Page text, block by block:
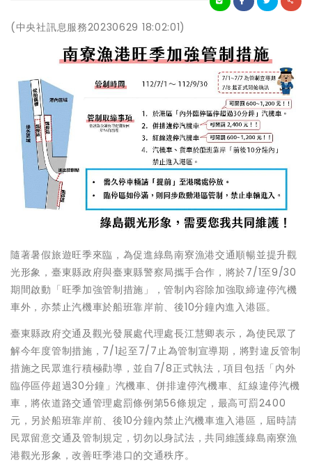
(中央社訊息服務20230629 18:02:01)
隨著暑假旅遊旺季來臨，為促進綠島南寮漁港交通順暢並提升觀
光形象，臺東縣政府與臺東縣警察局攜手合作，將於7/1至9/30
期間啟動「旺季加強管制措施」，管制內容除加強取締違停汽機
車外，亦禁止汽機車於船班靠岸前、後10分鐘內進入港區。
臺東縣政府交通及觀光發展處代理處長江慧卿表示，為使民眾了
解今年度管制措施，7/1起至7/7止為管制宣導期，將對違反管制
措施之民眾進行積極勸導，並自7/8正式執法，項目包括「內外
臨停區停超過30分鐘」汽機車、併排違停汽機車、紅線違停汽機
車，將依道路交通管理處罰條例第56條規定，最高可罰2400
元，另於船班靠岸前、後10分鐘內禁止汽機車進入港區，屆時請
民眾留意交通及管制規定，切勿以身試法，共同維護綠島南寮漁
港觀光形象，改善旺季港口的交通秩序。